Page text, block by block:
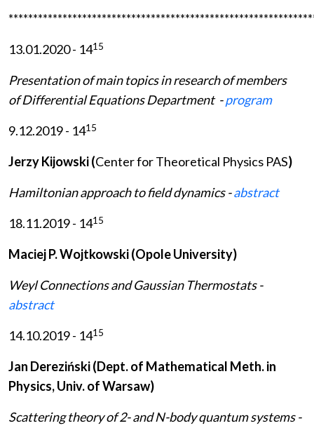
13.01.2020 - 1415
Presentation of main topics in research of members
of Differential Equations Department -program
9.12.2019 - 1415
Jerzy Kijowski (Center for Theoretical Physics PAS)
Hamiltonian approach to field dynamics -abstract
18.11.2019 - 1415
Maciej P. Wojtkowski (Opole University)
Weyl Connections and Gaussian Thermostats -
abstract
14.10.2019 - 1415
Jan Dereziński (Dept. of Mathematical Meth. in
Physics, Univ. of Warsaw)
Scattering theory of 2- and N-body quantum systems -